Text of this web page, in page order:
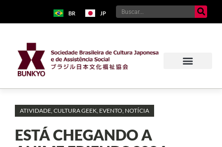
BR JP
ATIVIDADE CULTURA GEEK EVENTO NOTÍCIA
ESTÁ CHEGANDO A